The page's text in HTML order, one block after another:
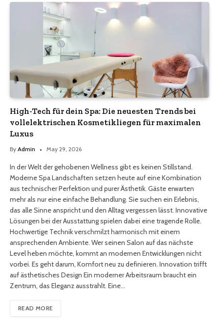
High-Tech für dein Spa: Die neuesten Trends bei
vollelektrischen Kosmetikliegen für maximalen
Luxus
By Admin May 29, 2026
In der Welt der gehobenen Wellness gibt es keinen Stillstand.
Moderne Spa Landschaften setzen heute auf eine Kombination
aus technischer Perfektion und purer Ästhetik. Gäste erwarten
mehr als nur eine einfache Behandlung. Sie suchen ein Erlebnis,
das alle Sinne anspricht und den Alltag vergessen lässt. Innovative
Lösungen bei der Ausstattung spielen dabei eine tragende Rolle.
Hochwertige Technik verschmilzt harmonisch mit einem
ansprechenden Ambiente. Wer seinen Salon auf das nächste
Level heben möchte, kommt an modernen Entwicklungen nicht
vorbei. Es geht darum, Komfort neu zu definieren. Innovation trifft
auf ästhetisches Design Ein moderner Arbeitsraum braucht ein
Zentrum, das Eleganz ausstrahlt. Eine…
READ MORE